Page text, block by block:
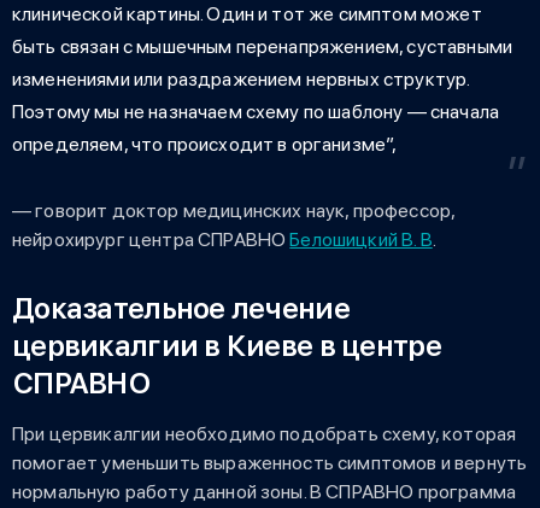
клинической картины. Один и тот же симптом может
быть связан с мышечным перенапряжением, суставными
изменениями или раздражением нервных структур.
Поэтому мы не назначаем схему по шаблону — сначала
определяем, что происходит в организме”,
— говорит доктор медицинских наук, профессор,
нейрохирург центра СПРАВНОБелошицкий В. В.
Доказательное лечение
цервикалгии в Киеве в центре
СПРАВНО
При цервикалгии необходимо подобрать схему, которая
помогает уменьшить выраженность симптомов и вернуть
нормальную работу данной зоны. В СПРАВНО программа